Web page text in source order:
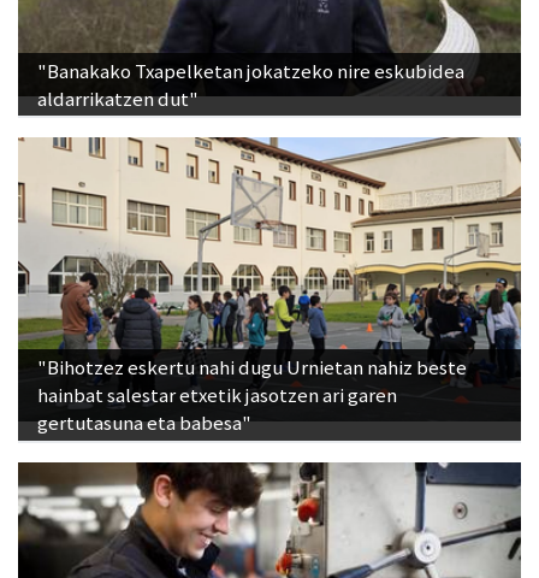
"Banakako Txapelketan jokatzeko nire eskubidea
aldarrikatzen dut"
"Bihotzez eskertu nahi dugu Urnietan nahiz beste
hainbat salestar etxetik jasotzen ari garen
gertutasuna eta babesa"